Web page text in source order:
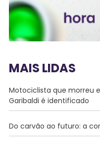
MAIS LIDAS
Motociclista que morreu
Garibaldi é identificado
Do carvão ao futuro: a